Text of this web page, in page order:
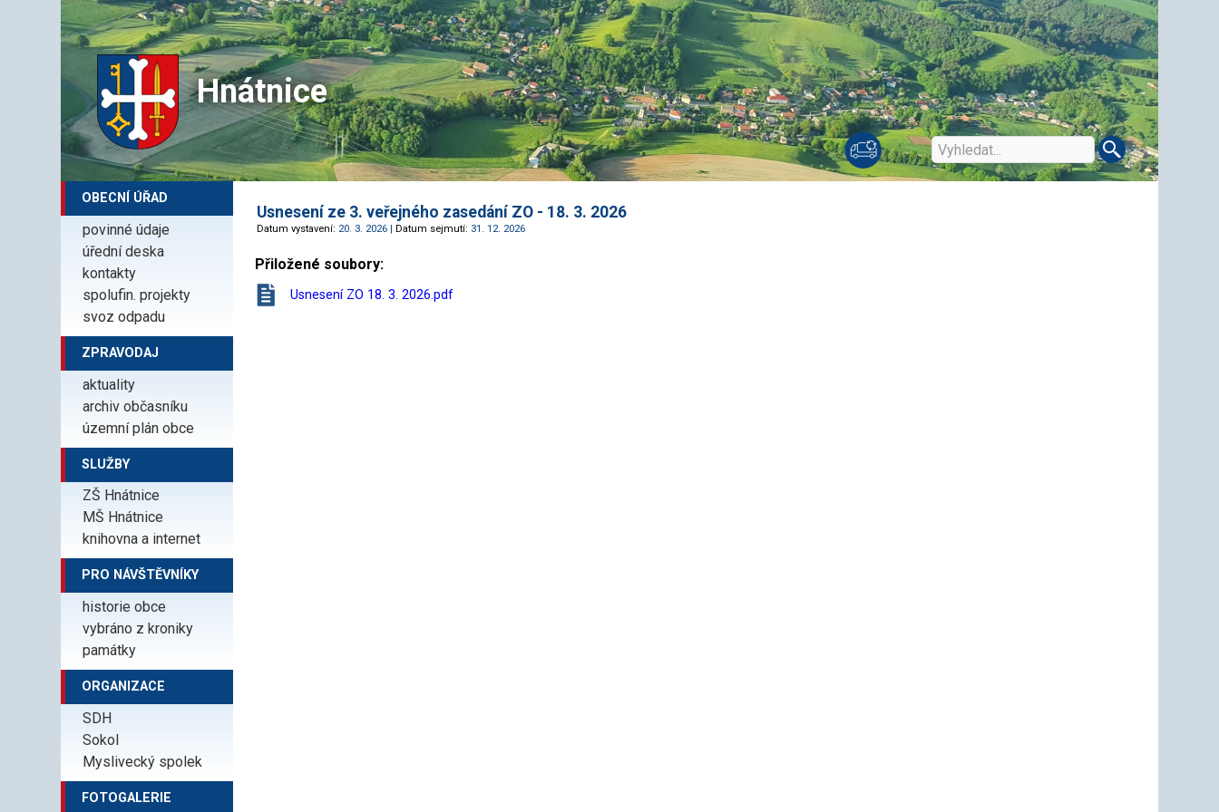
Hnátnice
OBECNÍ ÚŘAD
povinné údaje
úřední deska
kontakty
spolufin. projekty
svoz odpadu
ZPRAVODAJ
aktuality
archiv občasníku
územní plán obce
SLUŽBY
ZŠ Hnátnice
MŠ Hnátnice
knihovna a internet
PRO NÁVŠTĚVNÍKY
historie obce
vybráno z kroniky
památky
ORGANIZACE
SDH
Sokol
Myslivecký spolek
FOTOGALERIE
Usnesení ze 3. veřejného zasedání ZO - 18. 3. 2026
Datum vystavení: 20. 3. 2026 |Datum sejmutí: 31. 12. 2026
Přiložené soubory:
Usnesení ZO 18. 3. 2026.pdf